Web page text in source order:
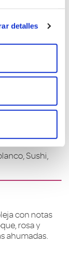
detalles
con notas
rosa y
ahumadas.
Sushi,